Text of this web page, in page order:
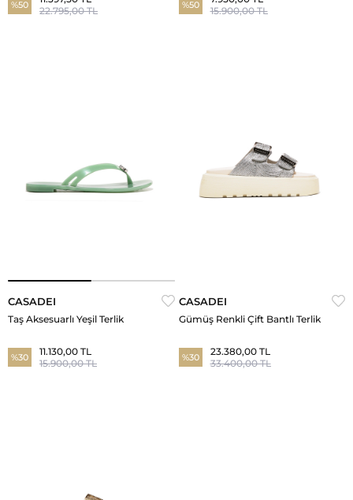
%50
22.795,00 TL
%50
15.900,00 TL
CASADEI
Taş Aksesuarlı Yeşil Terlik
%30
11.130,00 TL
15.900,00 TL
CASADEI
Gümüş Renkli Çift Bantlı Terlik
%30
23.380,00 TL
33.400,00 TL